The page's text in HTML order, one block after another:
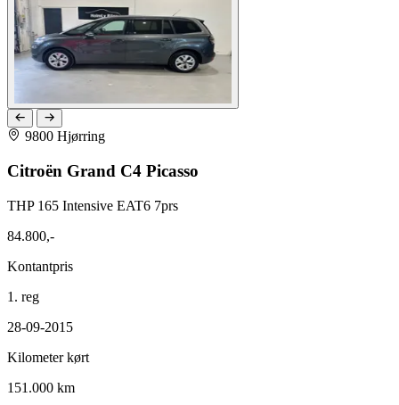
9800 Hjørring
Citroën Grand C4 Picasso
THP 165 Intensive EAT6 7prs
84.800,-
Kontantpris
1. reg
28-09-2015
Kilometer kørt
151.000 km